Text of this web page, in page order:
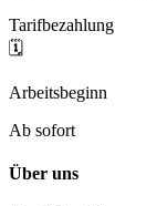
Tarifbezahlung
🗓️
Arbeitsbeginn
Ab sofort
Über uns